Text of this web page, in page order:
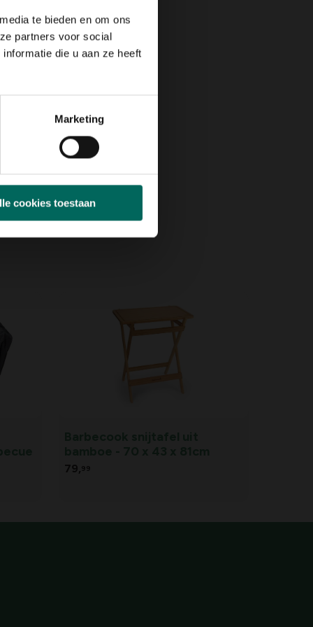
te bieden en om ons
partners voor social
die u aan ze heeft
Marketing
cookies toestaan
79,99